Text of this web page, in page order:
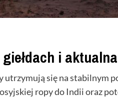
i
utrzymują się na stabilnym
ropy do Indii oraz